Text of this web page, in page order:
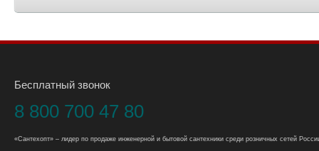
Бесплатный звонок
8 800 700 47 80
«Сантехопт» – лидер по продаже инженерной и бытовой сантехники среди розничных сетей